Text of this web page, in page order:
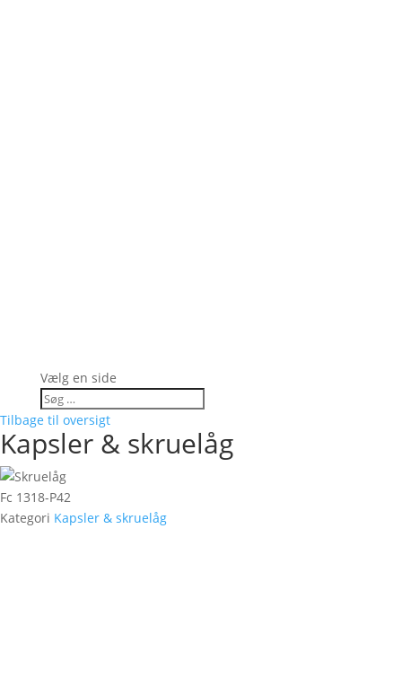
Vælg en side
Tilbage til oversigt
Kapsler & skruelåg
Fc 1318-P42
Kategori Kapsler & skruelåg